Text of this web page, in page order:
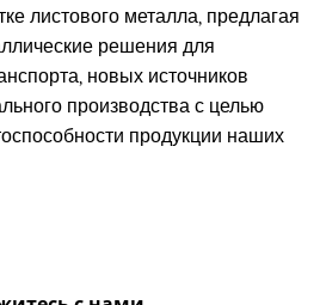
листового металла, предлагая
решения для
новых источников
производства с целью
продукции наших